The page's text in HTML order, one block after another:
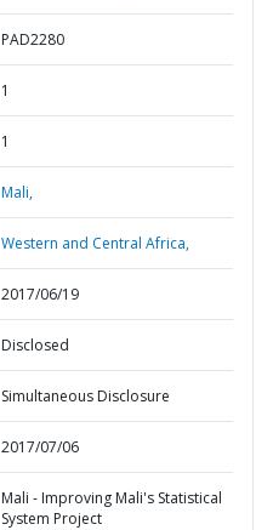
PAD2280
1
1
Mali,
Western and Central Africa,
2017/06/19
Disclosed
Simultaneous Disclosure
2017/07/06
Mali - Improving Mali's Statistical
System Project